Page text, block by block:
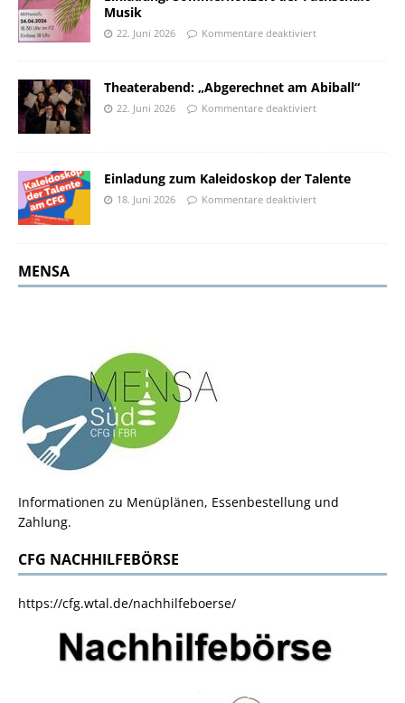
Musik
22. Juni 2026 Kommentare deaktiviert
Theaterabend: „Abgerechnet am Abiball“
22. Juni 2026 Kommentare deaktiviert
Einladung zum Kaleidoskop der Talente
18. Juni 2026 Kommentare deaktiviert
MENSA
Informationen zu Menüplänen, Essenbestellung und
Zahlung.
CFG NACHHILFEBÖRSE
https://cfg.wtal.de/nachhilfeboerse/